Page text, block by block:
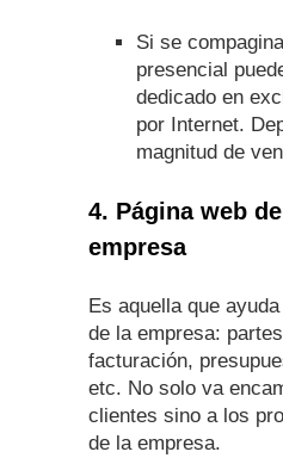
Si se
presencial
dedicado en
por Internet.
magnitud de
4. Página web
empresa
Es aquella que
de la empresa:
facturación,
etc. No solo va
clientes sino a los
de la empresa.